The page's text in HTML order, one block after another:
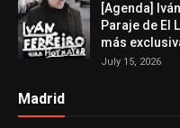
[Agenda]
Paraje de El
más
July 15, 2026
Madrid